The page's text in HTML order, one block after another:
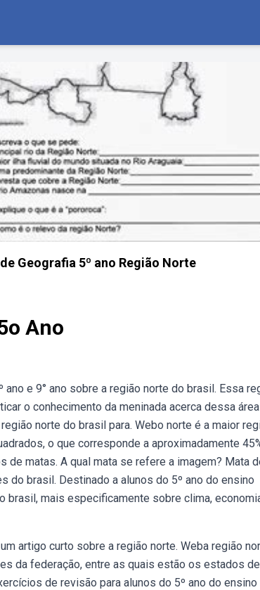
Geografia 5º ano Região Norte
Ano
e 9° ano sobre a região norte do brasil. Essa
o conhecimento da meninada acerca dessa
norte do brasil para. Webo norte é a maior
o que corresponde a aproximadamente
matas. A qual mata se refere a imagem? Mata
do brasil. Destinado a alunos do 5º ano do ensino
mais especificamente sobre clima,
artigo curto sobre a região norte. Weba região
da federação, entre as quais estão os estados de
de revisão para alunos do 5º ano do ensino